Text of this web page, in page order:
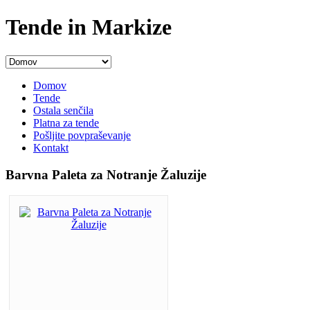
Tende in Markize
Domov
Tende
Ostala senčila
Platna za tende
Pošljite povpraševanje
Kontakt
Barvna Paleta za Notranje Žaluzije